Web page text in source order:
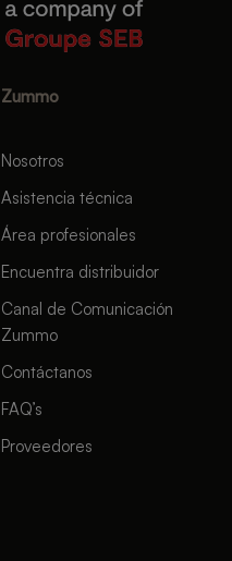
Zummo
Nosotros
Asistencia técnica
Área profesionales
Encuentra distribuidor
Canal de Comunicación
Zummo
Contáctanos
FAQ’s
Proveedores